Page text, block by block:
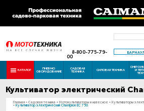
8-800-775-79-
00
БАРНАУЛ
КАТАЛОГ ПНЕВМО
ОБОРУДОВАНИЕ
САДОВАЯ
ТЕХНИКА СИЛОВАЯ ТЕХНИКА И
Культиватор электрический
Главная - Садовая техника - Мотокультиваторы и навесное - Культиваторы
- Культиватор электрический Champion EC 750